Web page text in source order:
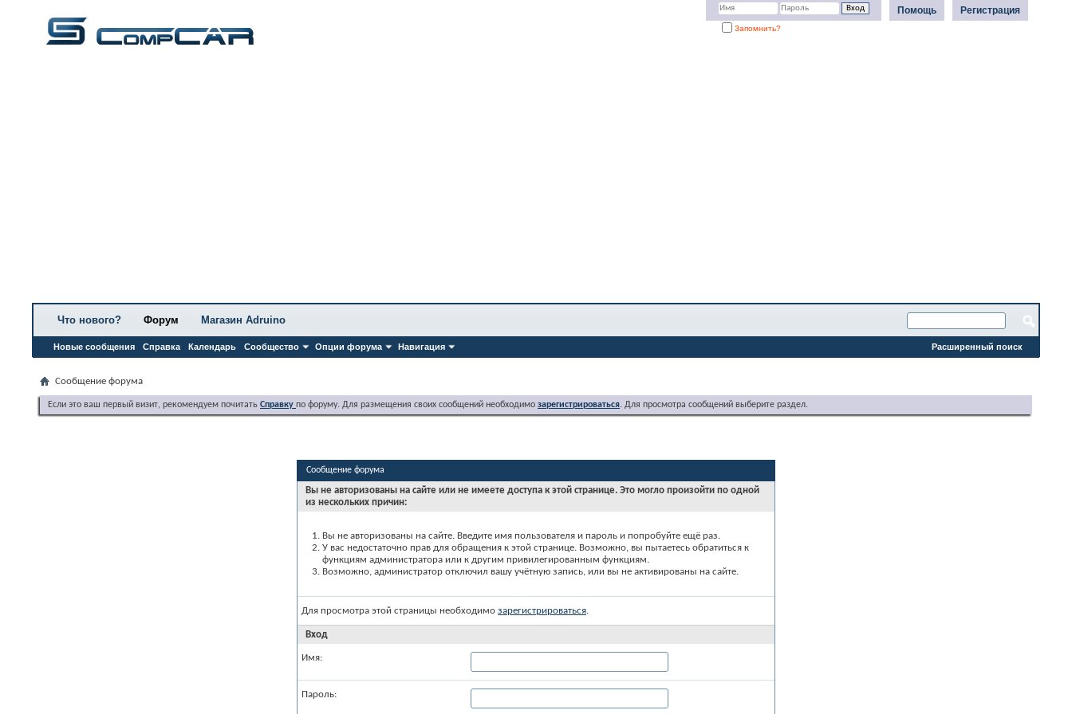
Регистрация
Помощь
Запомнить?
Что нового? Форум
Новые сообщения Справка Календарь Сообщество Опции форума Навигация
Магазин Adruino
Расширенный поиск
Сообщение форума
Если это ваш первый визит, рекомендуем почитать Справку по форуму. Для размещения своих сообщений необходимо зарегистрироваться. Для просмотра сообщений выберите раздел.
Сообщение форума
Вы не авторизованы на сайте или не имеете доступа к этой странице. Это могло произойти по одной
из нескольких причин:
Вы не авторизованы на сайте. Введите имя пользователя и пароль и попробуйте ещё раз.
У вас недостаточно прав для обращения к этой странице. Возможно, вы пытаетесь обратиться к
функциям администратора или к другим привилегированным функциям.
Возможно, администратор отключил вашу учётную запись, или вы не активированы на сайте.
Для просмотра этой страницы необходимо зарегистрироваться.
Вход
Имя:
Пароль: